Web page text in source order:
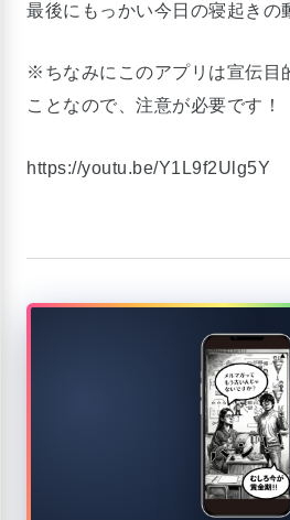
最後にもっかい今日の寝起きの
※ちなみにこのアプリは宣伝目
ことなので、注意が必要です！
https://youtu.be/Y1L9f2Ulg5Y